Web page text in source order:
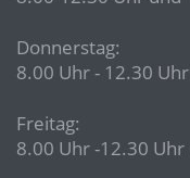
Donnerstag:
8.00 Uhr - 12.30
Freitag:
8.00 Uhr -12.30